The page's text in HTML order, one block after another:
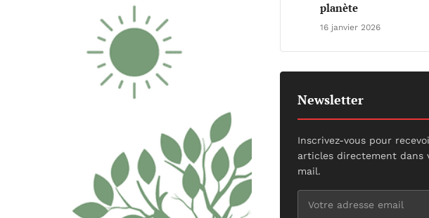
planète
16 janvier 2026
Newsletter
Inscrivez-vous pour
articles directement dans
mail.